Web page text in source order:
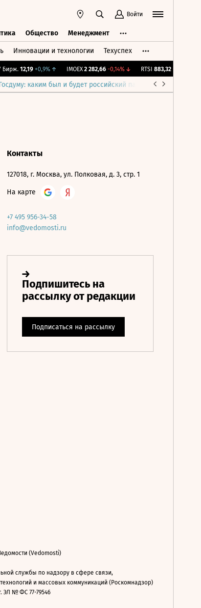
Войти
Общество Менеджмент
Инновации и технологии Техуспех
Бирж. 12,19 +0,9%↑ IMOEX 2 282,66 -0,14%↓ RTSI 883,32 -0,14%
каким был и будет российский парламент
Контакты
127018, г. Москва, ул. Полковая, д. 3, стр. 1
На карте
+7 495 956-34-58
info@vedomosti.ru
(Vedomosti)
службы по надзору в сфере связи,
и массовых коммуникаций (Роскомнадзор)
ЭЛ № ФС 77-79546